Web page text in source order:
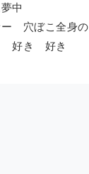
中
ー 穴ぼこ全身の
好き 好き